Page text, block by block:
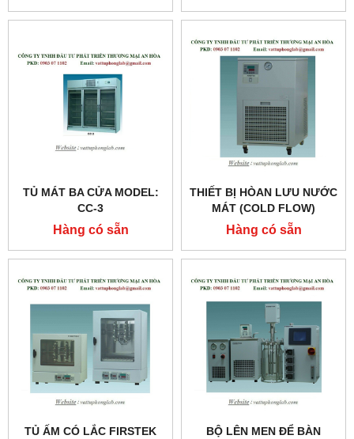
TỦ MÁT BA CỬA MODEL:
CC-3
Hàng có sẵn
THIẾT BỊ HÒAN LƯU NƯỚC
MÁT (COLD FLOW)
MODEL:SCF-25
Hàng có sẵn
TỦ ẤM CÓ LẮC FIRSTEK BỘ LÊN MEN ĐỂ BÀN